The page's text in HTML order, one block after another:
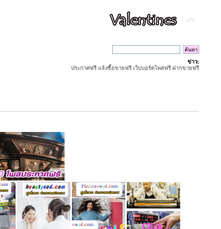
ข่าว:
ประกาศฟรี แจ้งซื้อขายฟรี เว็บบอร์ดโพสฟรี ฝากขายฟรี